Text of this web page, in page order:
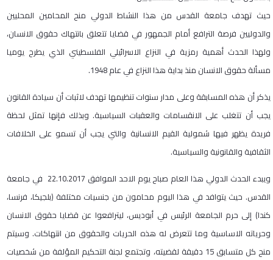
حيث تهدف جامعة القدس من هذا النشاط الدولي منح المحامين المحليين
والدوليين فرصة الترافع أمام الجمهور في قضايا تتعلق بانتهاك حقوق الانسان،
ولهذا الحدث أهمية رمزية في النزاع الاسرائيلي الفلسطيني الذي يطرح يوميا
مسألة حقوق الانسان منذ بداية هذا النزاع في عام 1948.
يذكر أن هذه المسابقة وعلى مدار سنوات تنظيمها تهدف لاثبات أن سيادة القانون
يجب أن تتغلب على الانقسامات والعقبات السياسية. وبذلك فإنها تمثل لحظة
فريدة يظهر فيها شمولية القيم الانسانية والتي يجب أن تسمو على الخلافات
الثقافية والقانونية والسياسية.
ويبدء الحدث الدولي هذا العام صباح يوم الاحد الموافق 22.10.2017 في جامعة
القدس. حيث يتوافد في هذا اليوم محامون من جنسيات مختلفة (بلجيكا، فرنسا،
كندا) إلى حرم الجامعة الرئيس في أبوديس، ليترافعوا عن قضايا حقوق الانسان
وحرياته الاساسية وما تتعرض له هذه الحريات والحقوق من انتهاكات. وسيتم
منح كل متسابق 15 دقيقة لقضيته، وتجتمع لجنة التحكيم المؤلفة من شخصيات